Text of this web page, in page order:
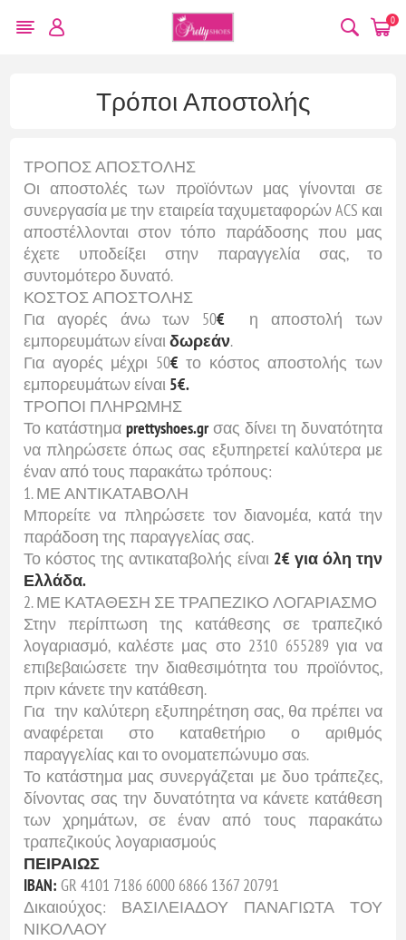
0
Τρόποι Αποστολής
ΤΡΟΠΟΣ ΑΠΟΣΤΟΛΗΣ
Οι αποστολές των προϊόντων μας γίνονται σε
συνεργασία με την εταιρεία ταχυμεταφορών ACS και
αποστέλλονται στον τόπο παράδοσης που μας
έχετε υποδείξει στην παραγγελία σας, το
συντομότερο δυνατό.
ΚΟΣΤΟΣ ΑΠΟΣΤΟΛΗΣ
Για αγορές άνω των 50€ η αποστολή των
εμπορευμάτων είναιδωρεάν.
Για αγορές μέχρι 50€το κόστος αποστολής των
εμπορευμάτων είναι 5€.
ΤΡΟΠΟΙ ΠΛΗΡΩΜΗΣ
Το κατάστημαprettyshoes.grσας δίνει τη δυνατότητα
να πληρώσετε όπως σας εξυπηρετεί καλύτερα με
έναν από τους παρακάτω τρόπους:
1. ΜΕ ΑΝΤΙΚΑΤΑΒΟΛΗ
Μπορείτε να πληρώσετε τον διανομέα, κατά την
παράδοση της παραγγελίας σας.
Το κόστος της αντικαταβολής είναι2€ για όλη την
Ελλάδα.
2. ΜΕ ΚΑΤΑΘΕΣΗ ΣΕ ΤΡΑΠΕΖΙΚΟ ΛΟΓΑΡΙΑΣΜΟ
Στην περίπτωση της κατάθεσης σε τραπεζικό
λογαριασμό, καλέστε μας στο 2310 655289 για να
επιβεβαιώσετε την διαθεσιμότητα του προϊόντος,
πριν κάνετε την κατάθεση.
Για την καλύτερη εξυπηρέτηση σας, θα πρέπει να
αναφέρεται στο καταθετήριο ο αριθμός
παραγγελίας και το ονοματεπώνυμο σαs.
Το κατάστημα μας συνεργάζεται με δυο τράπεζες,
δίνοντας σας την δυνατότητα να κάνετε κατάθεση
των χρημάτων, σε έναν από τους παρακάτω
τραπεζικούς λογαριασμούς
ΠΕΙΡΑΙΩΣ
IBAN: GR 4101 7186 6000 6866 1367 20791
Δικαιούχος: ΒΑΣΙΛΕΙΑΔΟΥ ΠΑΝΑΓΙΩΤΑ ΤΟΥ
ΝΙΚΟΛΑΟΥ